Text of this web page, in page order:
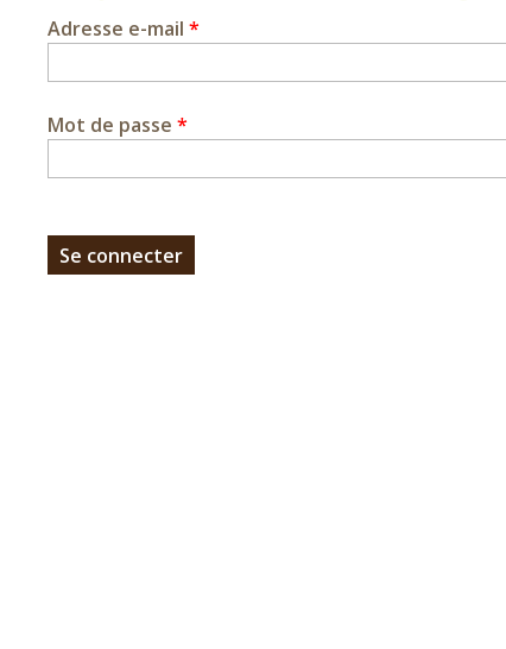
Adresse e-mail *
Mot de passe *